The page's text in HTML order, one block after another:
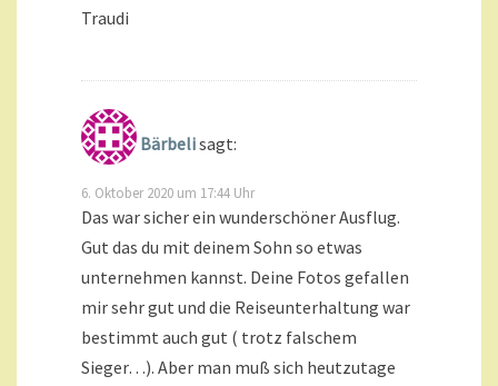
Traudi
Bärbelisagt:
6. Oktober 2020 um 17:44 Uhr
Das war sicher ein wunderschöner Ausflug.
Gut das du mit deinem Sohn so etwas
unternehmen kannst. Deine Fotos gefallen
mir sehr gut und die Reiseunterhaltung war
bestimmt auch gut ( trotz falschem
Sieger…). Aber man muß sich heutzutage